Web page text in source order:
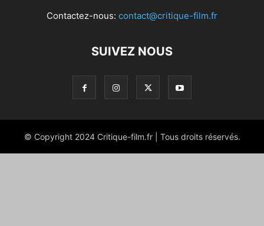
Contactez-nous: contact@critique-film.fr
SUIVEZ NOUS
© Copyright 2024 Critique-film.fr | Tous droits réservés.